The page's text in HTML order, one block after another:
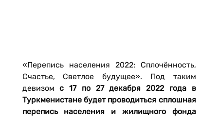
«Перепись населения 2022: Сплочённость,
Счастье, Светлое будущее». Под таким
девизомс 17 по 27 декабря 2022 года в
Туркменистане будет проводиться сплошная
перепись населения и жилищного фонда